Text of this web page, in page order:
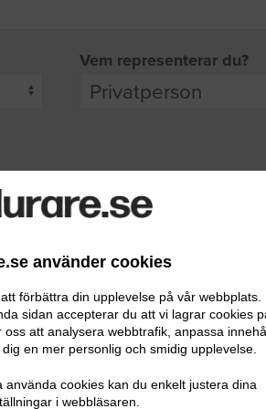
använder cookies
förbättra din upplevelse på vår webbplats.
sidan accepterar du att vi lagrar cookies
att analysera webbtrafik, anpassa
en mer personlig och smidig upplevelse.
använda cookies kan du enkelt justera dina
i webbläsaren.
Vem representerar du?
att ta kontakt med dig.
Ditt telefonnummer